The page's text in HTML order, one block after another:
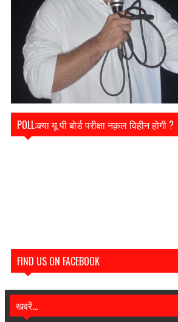
POLL:क्या यू पी बोर्ड परीक्षा नक़ल विहीन होगी ?
FIND US ON FACEBOOK
खबरें...